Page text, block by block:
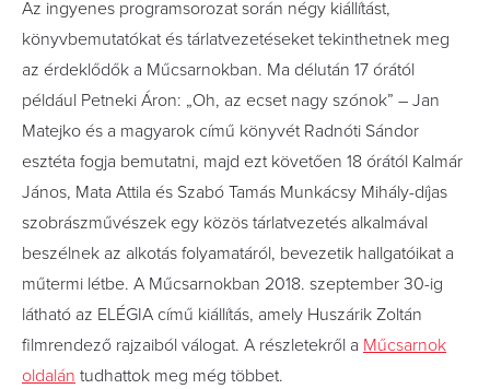
Az ingyenes programsorozat során négy kiállítást,
könyvbemutatókat és tárlatvezetéseket tekinthetnek meg
az érdeklődők a Műcsarnokban. Ma délután 17 órától
például Petneki Áron: „Oh, az ecset nagy szónok” – Jan
Matejko és a magyarok című könyvét Radnóti Sándor
esztéta fogja bemutatni, majd ezt követően 18 órától Kalmár
János, Mata Attila és Szabó Tamás Munkácsy Mihály-díjas
szobrászművészek egy közös tárlatvezetés alkalmával
beszélnek az alkotás folyamatáról, bevezetik hallgatóikat a
műtermi létbe. A Műcsarnokban 2018. szeptember 30-ig
látható az ELÉGIA című kiállítás, amely Huszárik Zoltán
filmrendező rajzaiból válogat. A részletekről a Műcsarnok
oldalán tudhattok meg még többet.